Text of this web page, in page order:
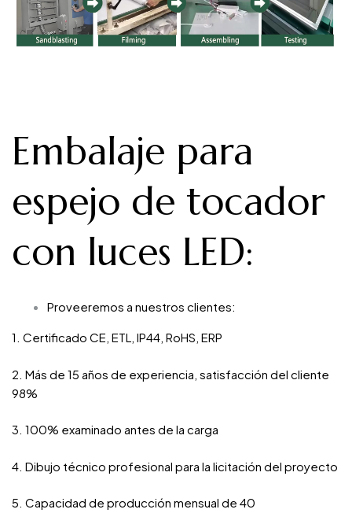
Embalaje para
espejo de tocador
con luces LED:
Proveeremos a nuestros clientes:
1. Certificado CE, ETL, IP44, RoHS, ERP
2. Más de 15 años de experiencia, satisfacción del cliente
98%
3. 100% examinado antes de la carga
4. Dibujo técnico profesional para la licitación del proyecto
5. Capacidad de producción mensual de 40